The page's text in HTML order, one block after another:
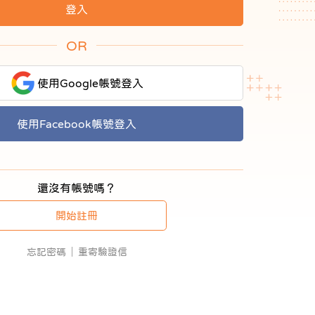
OR
使用Google帳號登入
使用Facebook帳號登入
還沒有帳號嗎？
開始註冊
忘記密碼 重寄驗證信